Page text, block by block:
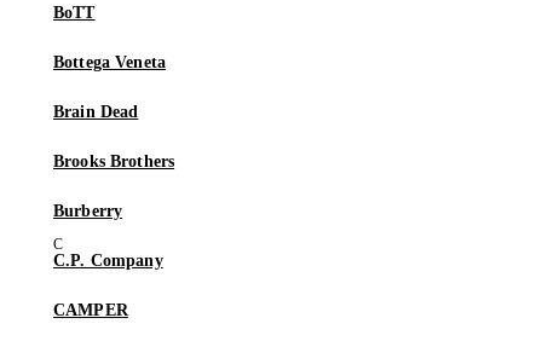
BoTT
Bottega Veneta
Brain Dead
Brooks Brothers
Burberry
C.P. Company
CAMPER